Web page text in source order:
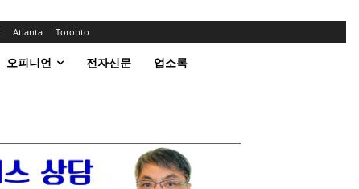
Atlanta Toronto
오피니언 전자신문 업소록